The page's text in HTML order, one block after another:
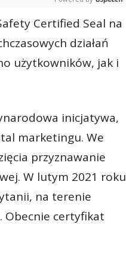
Certified Seal na
działań
użytkowników, jak i
inicjatywa,
marketingu. We
przyznawanie
W lutym 2021 roku
na terenie
Obecnie certyfikat